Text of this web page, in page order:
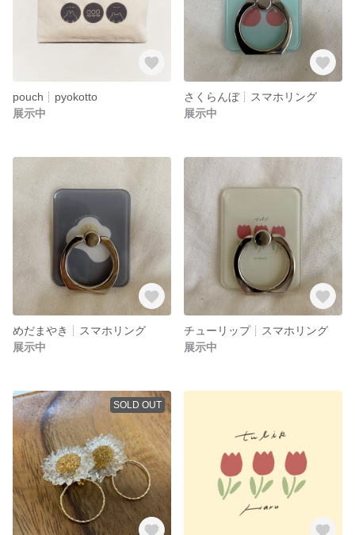
pouch┊︎pyokotto
展示中
さくらんぼ┊︎スマホリング
展示中
めだまやき┊︎スマホリング
展示中
チューリップ┊︎スマホリング
展示中
SOLD OUT